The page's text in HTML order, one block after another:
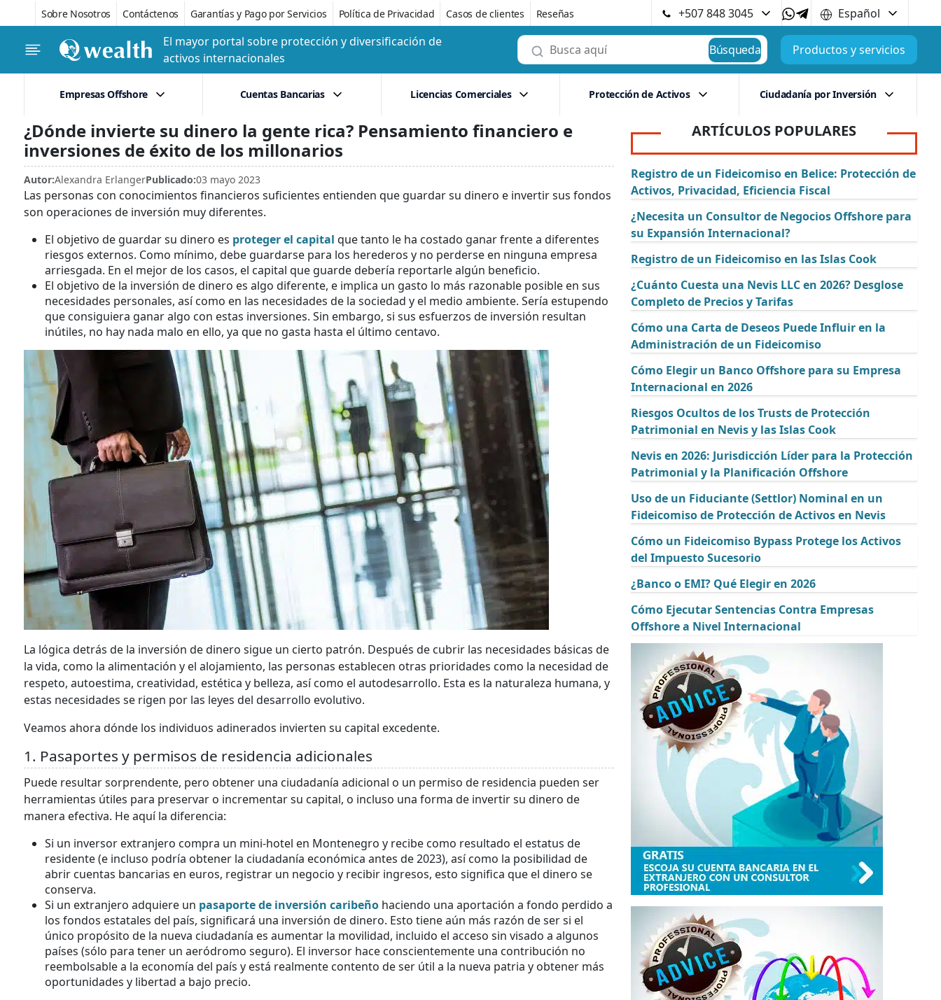
Sobre Nosotros Contáctenos Garantías y Pago por Servicios Política de Privacidad Casos de clientes Reseñas +507 848 3045
Español
El mayor portal sobre protección y diversificación de
activos internacionales
Búsqueda Productos y servicios
Empresas Offshore Cuentas Bancarias Licencias Comerciales Protección de Activos Ciudadanía por Inversión
¿Dónde invierte su dinero la gente rica? Pensamiento financiero e
inversiones de éxito de los millonarios
Autor:Alexandra ErlangerPublicado:03 mayo 2023
Las personas con conocimientos financieros suficientes entienden que guardar su dinero e invertir sus fondos
son operaciones de inversión muy diferentes.
El objetivo de guardar su dinero es proteger el capital que tanto le ha costado ganar frente a diferentes
riesgos externos. Como mínimo, debe guardarse para los herederos y no perderse en ninguna empresa
arriesgada. En el mejor de los casos, el capital que guarde debería reportarle algún beneficio.
El objetivo de la inversión de dinero es algo diferente, e implica un gasto lo más razonable posible en sus
necesidades personales, así como en las necesidades de la sociedad y el medio ambiente. Sería estupendo
que consiguiera ganar algo con estas inversiones. Sin embargo, si sus esfuerzos de inversión resultan
inútiles, no hay nada malo en ello, ya que no gasta hasta el último centavo.
La lógica detrás de la inversión de dinero sigue un cierto patrón. Después de cubrir las necesidades básicas de
la vida, como la alimentación y el alojamiento, las personas establecen otras prioridades como la necesidad de
respeto, autoestima, creatividad, estética y belleza, así como el autodesarrollo. Esta es la naturaleza humana, y
estas necesidades se rigen por las leyes del desarrollo evolutivo.
Veamos ahora dónde los individuos adinerados invierten su capital excedente.
1. Pasaportes y permisos de residencia adicionales
Puede resultar sorprendente, pero obtener una ciudadanía adicional o un permiso de residencia pueden ser
herramientas útiles para preservar o incrementar su capital, o incluso una forma de invertir su dinero de
manera efectiva. He aquí la diferencia:
Si un inversor extranjero compra un mini-hotel en Montenegro y recibe como resultado el estatus de
residente (e incluso podría obtener la ciudadanía económica antes de 2023), así como la posibilidad de
abrir cuentas bancarias en euros, registrar un negocio y recibir ingresos, esto significa que el dinero se
conserva.
Si un extranjero adquiere un pasaporte de inversión caribeño haciendo una aportación a fondo perdido a
los fondos estatales del país, significará una inversión de dinero. Esto tiene aún más razón de ser si el
único propósito de la nueva ciudadanía es aumentar la movilidad, incluido el acceso sin visado a algunos
países (sólo para tener un aeródromo seguro). El inversor hace conscientemente una contribución no
reembolsable a la economía del país y está realmente contento de ser útil a la nueva patria y obtener más
oportunidades y libertad a bajo precio.
ARTÍCULOS POPULARES
Registro de un Fideicomiso en Belice: Protección de
Activos, Privacidad, Eficiencia Fiscal
¿Necesita un Consultor de Negocios Offshore para
su Expansión Internacional?
Registro de un Fideicomiso en las Islas Cook
¿Cuánto Cuesta una Nevis LLC en 2026? Desglose
Completo de Precios y Tarifas
Cómo una Carta de Deseos Puede Influir en la
Administración de un Fideicomiso
Cómo Elegir un Banco Offshore para su Empresa
Internacional en 2026
Riesgos Ocultos de los Trusts de Protección
Patrimonial en Nevis y las Islas Cook
Nevis en 2026: Jurisdicción Líder para la Protección
Patrimonial y la Planificación Offshore
Uso de un Fiduciante (Settlor) Nominal en un
Fideicomiso de Protección de Activos en Nevis
Cómo un Fideicomiso Bypass Protege los Activos
del Impuesto Sucesorio
¿Banco o EMI? Qué Elegir en 2026
Cómo Ejecutar Sentencias Contra Empresas
Offshore a Nivel Internacional